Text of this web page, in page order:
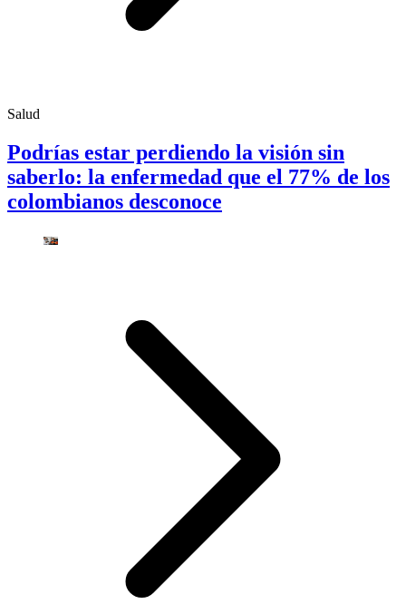
Salud
Podrías estar perdiendo la visión sin
saberlo: la enfermedad que el 77% de los
colombianos desconoce